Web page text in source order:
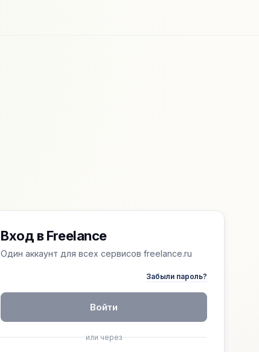
Вход в Freelance
Один аккаунт для всех сервисов freelance.ru
Забыли пароль?
Войти
или через